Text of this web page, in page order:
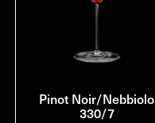
Pinot Noir/Nebbiolo
330/7